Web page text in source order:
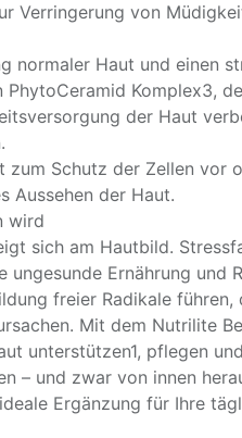
Verringerung von
normaler Haut und einen
Komplex3,
der Haut
zum Schutz der Zellen vor
Aussehen der Haut.
wird
sich am Hautbild.
ungesunde Ernährung und
freier Radikale führen,
Mit dem Nutrilite
unterstützen1, pflegen
– und zwar von innen
Ergänzung für Ihre